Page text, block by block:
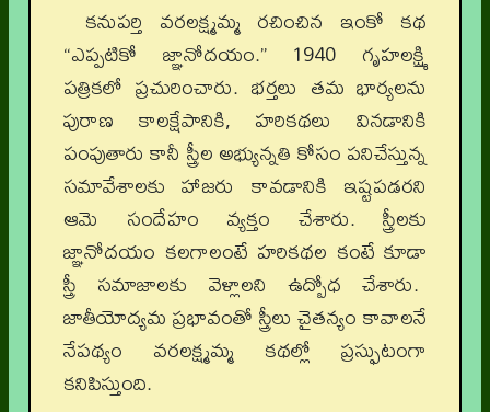
కనుపర్తి వరలక్ష్మమ్మ రచించిన ఇంకో కథ
“ఎప్పటికో జ్ఞానోదయం.” 1940 గృహలక్ష్మి
పత్రికలో ప్రచురించారు. భర్తలు తమ భార్యలను
పురాణ కాలక్షేపానికి, హరికథలు వినడానికి
పంపుతారు కానీ స్త్రీల అభ్యున్నతి కోసం పనిచేస్తున్న
సమావేశాలకు హాజరు కావడానికి ఇష్టపడరని
ఆమె సందేహం వ్యక్తం చేశారు. స్త్రీలకు
జ్ఞానోదయం కలగాలంటే హరికథల కంటే కూడా
స్త్రీ సమాజాలకు వెళ్లాలని ఉద్బోధ చేశారు.
జాతీయోద్యమ ప్రభావంతో స్త్రీలు చైతన్యం కావాలనే
నేపథ్యం వరలక్ష్మమ్మ కథల్లో ప్రస్ఫుటంగా
కనిపిస్తుంది.